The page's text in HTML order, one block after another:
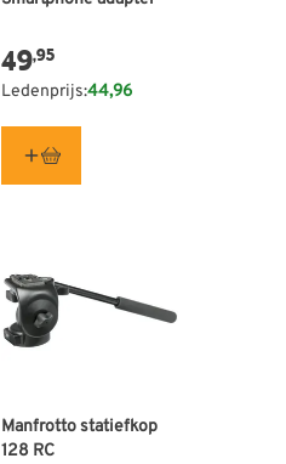
49,95
Ledenprijs:44,96
Manfrotto statiefkop
128 RC